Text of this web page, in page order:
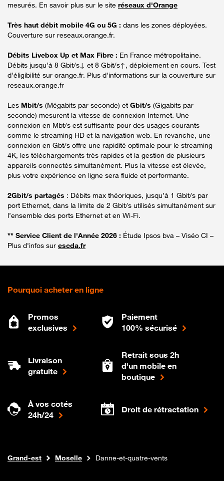
mesurés. En savoir plus sur le site réseaux d'Orange
Très haut débit mobile 4G ou 5G : dans les zones déployées.
Couverture sur reseaux.orange.fr.
Débits Livebox Up et Max Fibre : En France métropolitaine.
Débits jusqu’à 8 Gbit/s↓ et 8 Gbit/s↑, déploiement en cours. Test
d’éligibilité sur orange.fr. Plus d’informations sur la couverture sur
reseaux.orange.fr
Les Mbit/s (Mégabits par seconde) et Gbit/s (Gigabits par
seconde) mesurent la vitesse de connexion Internet. Une
connexion en Mbt/s est suffisante pour des usages courants
comme le streaming HD et la navigation web. En revanche, une
connexion en Gbt/s offre une rapidité optimale pour le streaming
4K, les téléchargements très rapides et la gestion de plusieurs
appareils connectés simultanément. Plus la vitesse est élevée,
plus votre expérience en ligne sera fluide et performante.
2Gbit/s partagés : Débits max théoriques, jusqu’à 1 Gbit/s par
port Ethernet, dans la limite de 2 Gbit/s utilisés simultanément sur
l’ensemble des ports Ethernet et en Wi-Fi.
** Service Client de l'Année 2026 : Étude Ipsos bva – Viséo CI –
Plus d'infos sur escda.fr
Pourquoi acheter en ligne
Promos
exclusives
Paiement
100% sécurisé
Livraison
gratuite
Retrait sous 2h
d'un mobile en
boutique
À vos cotés
24h/24
Droit de rétractation
Boutique Orange
Internet fibre
Grand-est Moselle Danne-et-quatre-vents